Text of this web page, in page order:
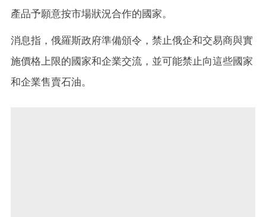
產品予願意按市場狀況合作的國家。
消息指，俄羅斯政府準備頒令，禁止俄企和交易商與實
施價格上限的國家和企業交流，並可能禁止向這些國家
和企業售賣石油。